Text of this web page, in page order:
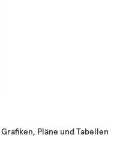
Pläne und Tabellen